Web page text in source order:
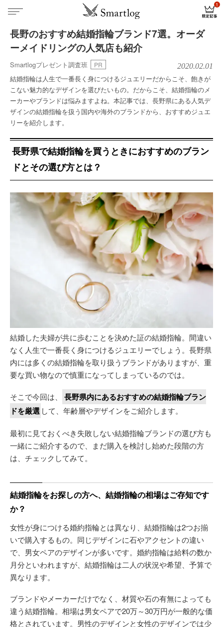
長野のおすすめ結婚指輪ブランド7選。オーダ
ーメイドリングの人気店も紹介
Smartlogプレゼント調査班 PR 2020.02.01
結婚指輪は人生で一番長く身につけるジュエリーだからこそ、飽きが
こない魅力的なデザインを選びたいもの。だからこそ、結婚指輪のメ
ーカーやブランドは悩みますよね。本記事では、長野県にある人気デ
ザインの結婚指輪を扱う国内や海外のブランドから、おすすめジュエ
リーを紹介します。
長野県で結婚指輪を買うときにおすすめのブラン
ドとその選び方とは？
結婚した夫婦が共に歩むことを決めた証の結婚指輪。間違い
なく人生で一番長く身につけるジュエリーでしょう。長野県
内には多くの結婚指輪を取り扱うブランドがありますが、重
要な買い物なので慎重になってしまっているのでは。
そこで今回は、
長野県内にあるおすすめの結婚指輪ブラン
ドを厳選 して、年齢層やデザインをご紹介します。
最初に見ておくべき失敗しない結婚指輪ブランドの選び方も
一緒にご紹介するので、まだ購入を検討し始めた段階の方
は、チェックしてみて。
結婚指輪をお探しの方へ、結婚指輪の相場はご存知です
か？
女性が身につける婚約指輪とは異なり、結婚指輪は2つお揃
いで購入するもの。同じデザインに石やアクセントの違い
で、男女ペアのデザインが多いです。婚約指輪は給料の数か
月分といわれますが、結婚指輪は二人の状況や希望、予算で
異なります。
ブランドやメーカーだけでなく、材質や石の有無によっても
違う結婚指輪。相場は男女ペアで20万～30万円が一般的な価
格とされています。男性のデザインと女性のデザインでは少